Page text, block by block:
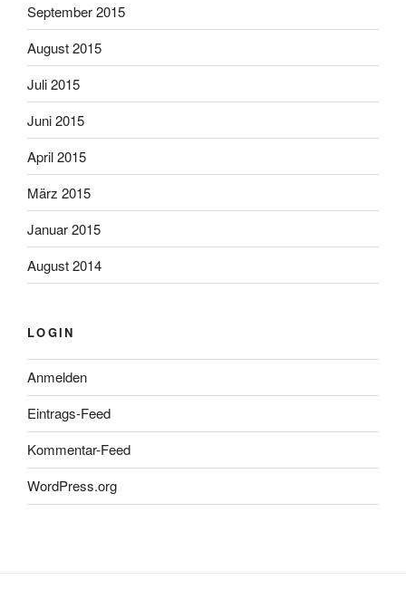
September 2015
August 2015
Juli 2015
Juni 2015
April 2015
März 2015
Januar 2015
August 2014
LOGIN
Anmelden
Eintrags-Feed
Kommentar-Feed
WordPress.org